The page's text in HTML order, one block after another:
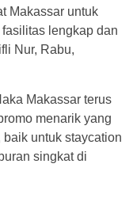
Makassar untuk
lengkap dan
Nur, Rabu,
Makassar terus
menarik yang
untuk staycation
singkat di